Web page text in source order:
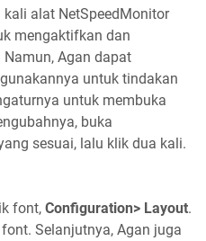
alat NetSpeedMonitor
mengaktifkan dan
Agan dapat
untuk tindakan
untuk membuka
buka
sesuai, lalu klik dua kali.
font, Configuration> Layout.
Selanjutnya, Agan juga